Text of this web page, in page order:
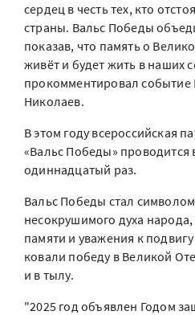
сердец в честь тех, кто
страны. Вальс Победы
показав, что память о
живёт и будет жить в наших
прокомментировал событие
Николаев.
В этом году всероссийская
«Вальс Победы» проводится
одиннадцатый раз.
Вальс Победы стал
несокрушимого духа
памяти и уважения к
ковали победу в Великой
и в тылу.
"2025 год объявлен Годом